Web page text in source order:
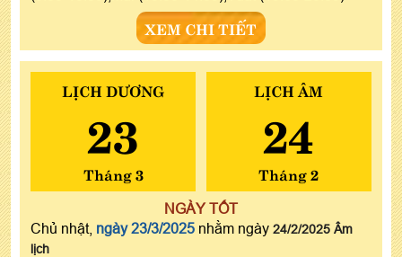
XEM CHI TIẾT
LỊCH DƯƠNG
23
Tháng 3
LỊCH ÂM
24
Tháng 2
NGÀY TỐT
Chủ nhật, ngày 23/3/2025 nhằm ngày 24/2/2025 Âm
lịch